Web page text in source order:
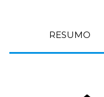
RESUMO